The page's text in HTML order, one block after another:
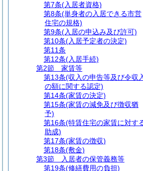
第7条(入居者資格)
第8条(単身者の入居できる市営
住宅の規格)
第9条(入居の申込み及び許可)
第10条(入居予定者の決定)
第11条
第12条(入居手続)
第2節
家賃等
第13条(収入の申告等及び令収
の額に関する認定)
第14条(家賃の決定)
第15条(家賃の減免及び徴収猶
予)
第16条(特賃住宅の家賃に対す
助成)
第17条(家賃の徴収)
第18条(敷金)
第3節
入居者の保管義務等
第19条(修繕費用の負担)